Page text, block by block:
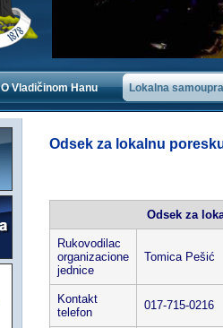
O Vladičinom Hanu Lokalna
Odsek za lokalnu
Odsek za
Rukovodilac
organizacione
jednice
Tomica Pešić
Kontakt
telefon
017-715-0216